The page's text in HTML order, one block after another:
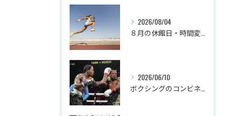
2026/08/04
８月の休館日・時間変更
2026/06/10
ボクシングのコンビネーション